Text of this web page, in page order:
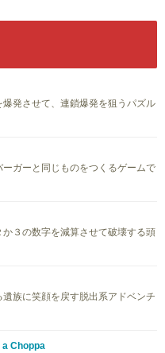
発させて、連鎖爆発を狙うパズル
ガーと同じものをつくるゲームで
３の数字を減算させて破壊する頭
族に笑顔を戻す脱出系アドベンチ
a Choppa